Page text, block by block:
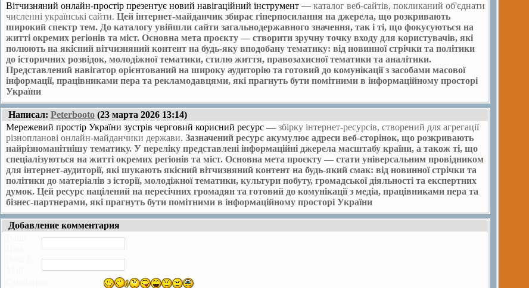
Вітчизняний онлайн-простір презентує новий навігаційний інструмент — каталог веб-сайтів, покликаний об'єднати
численні українські сайти. Цей інтернет-майданчик збирає гіперпосилання на джерела, що розкривають
широкий спектр тем. До каталогу увійшли сайти загальнодержавного значення, так і ті, що фокусуються на
житті окремих регіонів та міст. Основна мета проєкту — створити зручну точку входу для користувачів, які
полюють на якісний вітчизняний контент на будь-яку вподобану тематику: від новинної стрічки та політики
до історичних розвідок, молодіжної тематики, стилю життя, правозахисної тематики та аналітики.
Представлений навігатор орієнтований на широку аудиторію та готовий до комунікації з засобами масової
інформації, працівниками пера та рекламодавцями, які прагнуть бути помітними в інформаційному просторі
України
Написал: Peterbooto (23 марта 2026 13:14)
Мережевий простір України зустрів черговий корисний ресурс — збірку інтернет-ресурсів, створений для агрегації
різнопланові онлайн-майданчики держави. Зазначений ресурс акумулює адреси веб-сторінок, що розкривають
найрізноманітнішу тематику. У переліку представлені інформаційні джерела масштабу країни, а також ті, що
спеціалізуються на житті окремих регіонів та міст. Основна мета проєкту — стати універсальним провідником
для інтернет-аудиторії, які шукають якісний вітчизняний контент на будь-який смак: від новинної стрічки та
політики до матеріалів з історії, молодіжної тематики, культури побуту, громадської діяльності та експертних
думок. Цей ресурс націлений на пересічних громадян та готовий до комунікації з медіа, працівниками пера та
бізнес-партнерами, які прагнуть бути помітними в інформаційному просторі України
Добавление комментария